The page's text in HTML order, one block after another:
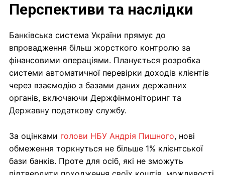
Перспективи та наслідки
Банківська система України прямує до
впровадження більш жорсткого контролю за
фінансовими операціями. Планується розробка
системи автоматичної перевірки доходів клієнтів
через взаємодію з базами даних державних
органів, включаючи Держфінмоніторинг та
Державну податкову службу.
За оцінками голови НБУ Андрія Пишного, нові
обмеження торкнуться не більше 1% клієнтської
бази банків. Проте для осіб, які не зможуть